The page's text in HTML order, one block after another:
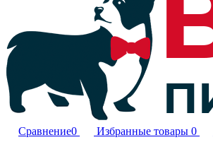
Сравнение0 Избранные товары 0